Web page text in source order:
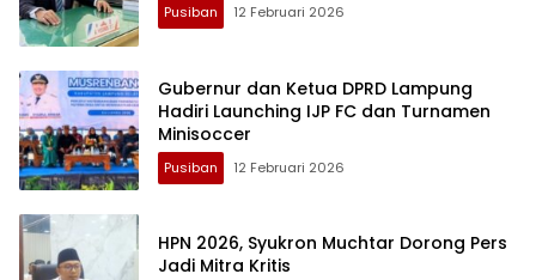
Pusiban 12 Februari 2026
Gubernur dan Ketua DPRD Lampung
Hadiri Launching IJP FC dan Turnamen
Minisoccer
Pusiban 12 Februari 2026
HPN 2026, Syukron Muchtar Dorong Pers
Jadi Mitra Kritis